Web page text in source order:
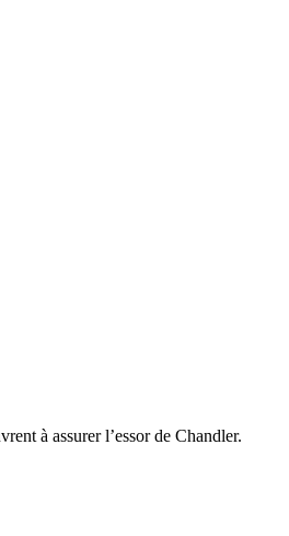
à assurer l’essor de Chandler.